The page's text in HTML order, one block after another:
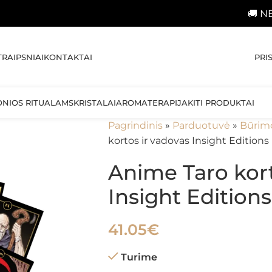
🚚
KONTAKTAI
RITUALAMSKRISTALAIAROMATERAPIJAKITI PRODUKTAI
Pagrindinis» Parduotuvė »
kortos ir vadovas Insight Editions
Anime Taro
Insight Editions
41.05€
Turime